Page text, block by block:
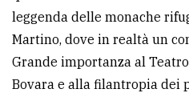
leggenda delle monache
Martino, dove in realtà un
Grande importanza al
Bovara e alla filantropia dei